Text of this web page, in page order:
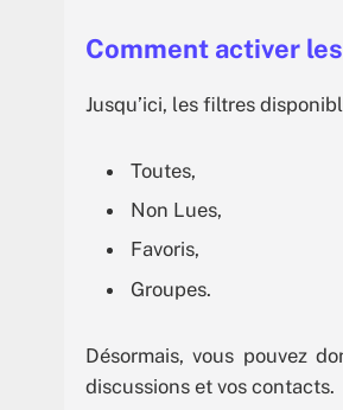
Comment activer
Jusqu’ici, les filtres
Toutes,
Non Lues,
Favoris,
Groupes.
Désormais, vous pouvez
discussions et vos contacts.